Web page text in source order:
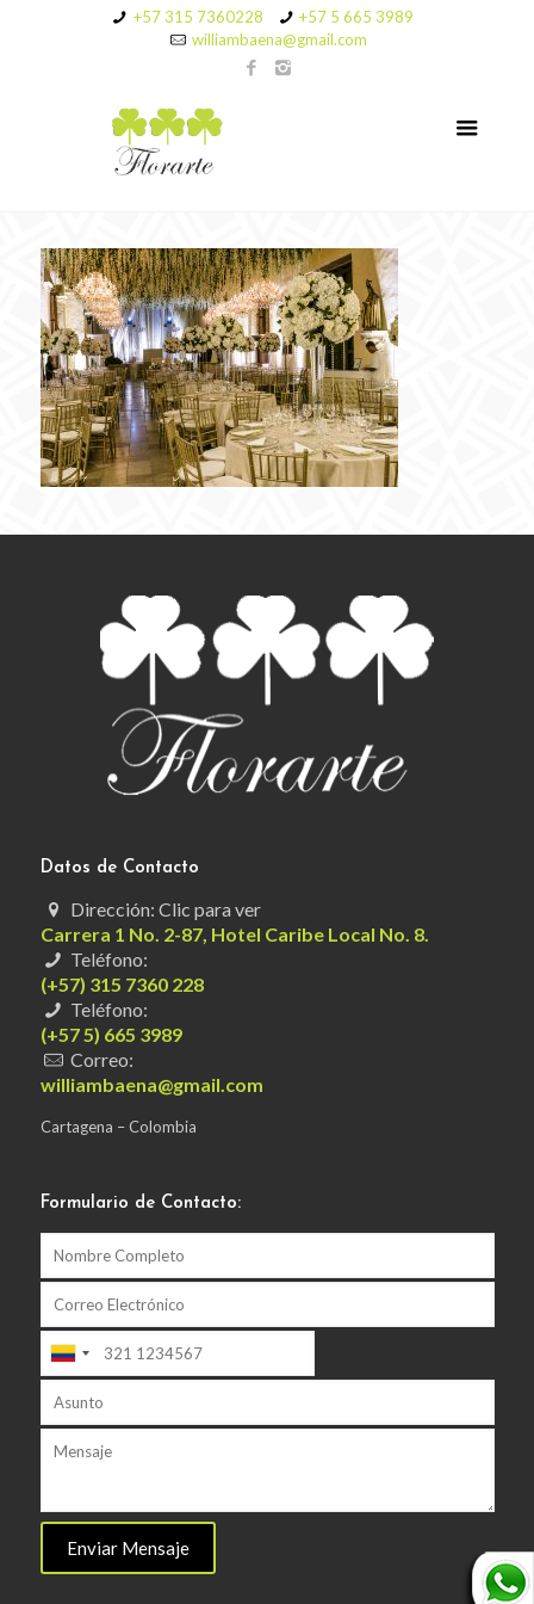
+57 315 7360228
+57 5 665 3989
williambaena@gmail.com
Datos de Contacto
Dirección: Clic para ver
Carrera 1 No. 2-87, Hotel Caribe Local No. 8.
Teléfono:
(+57) 315 7360 228
Teléfono:
(+57 5) 665 3989
Correo:
williambaena@gmail.com
Cartagena – Colombia
Formulario de Contacto: